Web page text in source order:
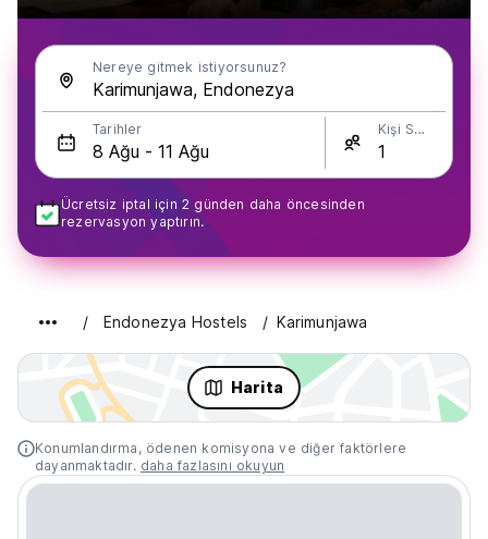
Nereye gitmek istiyorsunuz?
Tarihler Kişi Sayısı
Ücretsiz iptal için 2 günden daha öncesinden
rezervasyon yaptırın.
Endonezya Hostels Karimunjawa
Harita
Konumlandırma, ödenen komisyona ve diğer faktörlere
dayanmaktadır. daha fazlasını okuyun